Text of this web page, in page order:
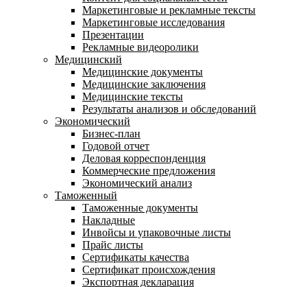
Маркетинговые и рекламные тексты
Маркетинговые исследования
Презентации
Рекламные видеоролики
Медицинский
Медицинские документы
Медицинские заключения
Медицинские тексты
Результаты анализов и обследований
Экономический
Бизнес-план
Годовой отчет
Деловая корреспонденция
Коммерческие предложения
Экономический анализ
Таможенный
Таможенные документы
Накладные
Инвойсы и упаковочные листы
Прайс листы
Сертификаты качества
Сертификат происхождения
Экспортная декларация